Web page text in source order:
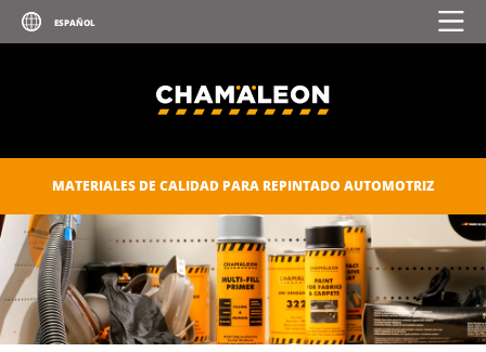
MATERIALES DE CALIDAD PARA REPINTADO AUTOMOTRIZ